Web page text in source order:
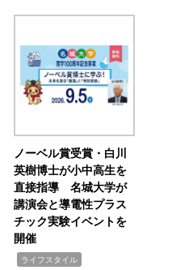
ノーベル賞受賞・白川
英樹博士が小中高生を
直接指導 名城大学が
講演会と導電性プラス
チック実験イベントを
開催
ライフスタイル